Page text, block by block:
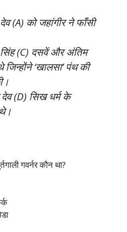
(A) को जहांगीर ने फाँसी
सिंह (C) दसवें और अंतिम
‘खालसा’ पंथ की
(D) सिख धर्म के
गवर्नर कौन था?